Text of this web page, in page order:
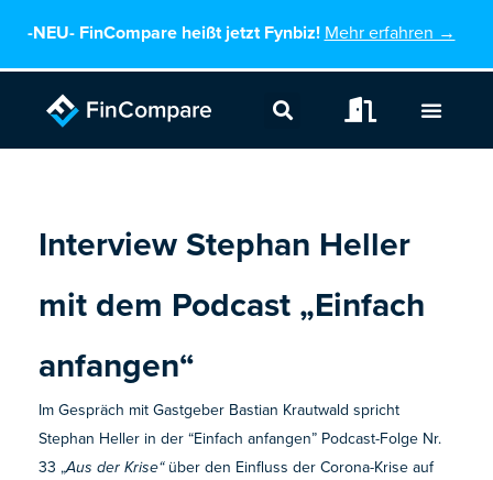
-NEU-FinCompare heißt jetzt Fynbiz! Mehr erfahren →
Interview Stephan Heller
mit dem Podcast „Einfach
anfangen“
Im Gespräch mit Gastgeber Bastian Krautwald spricht
Stephan Heller in der “Einfach anfangen” Podcast-Folge Nr.
33 „Aus der Krise“über den Einfluss der Corona-Krise auf